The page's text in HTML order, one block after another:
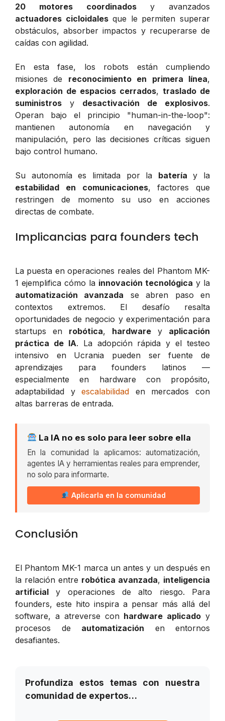
20 motores coordinadosy avanzados
actuadores cicloidalesque le permiten superar
obstáculos, absorber impactos y recuperarse de
caídas con agilidad.
En esta fase, los robots están cumpliendo
misiones de reconocimiento en primera línea,
exploración de espacios cerrados, traslado de
suministros y desactivación de explosivos.
Operan bajo el principio "human-in-the-loop":
mantienen autonomía en navegación y
manipulación, pero las decisiones críticas siguen
bajo control humano.
Su autonomía es limitada por la batería y la
estabilidad en comunicaciones, factores que
restringen de momento su uso en acciones
directas de combate.
Implicancias para founders tech
La puesta en operaciones reales del Phantom MK-
1 ejemplifica cómo la innovación tecnológica y la
automatización avanzada se abren paso en
contextos extremos. El desafío resalta
oportunidades de negocio y experimentación para
startups en robótica, hardware y aplicación
práctica de IA. La adopción rápida y el testeo
intensivo en Ucrania pueden ser fuente de
aprendizajes para founders latinos —
especialmente en hardware con propósito,
adaptabilidad yescalabilidad en mercados con
altas barreras de entrada.
La IA no es solo para leer sobre ella
En la comunidad la aplicamos: automatización,
agentes IA y herramientas reales para emprender,
no solo para informarte.
Aplicarla en la comunidad
Conclusión
El Phantom MK-1 marca un antes y un después en
la relación entre robótica avanzada, inteligencia
artificial y operaciones de alto riesgo. Para
founders, este hito inspira a pensar más allá del
software, a atreverse con hardware aplicado y
procesos de automatización en entornos
desafiantes.
Profundiza estos temas con nuestra
comunidad de expertos…